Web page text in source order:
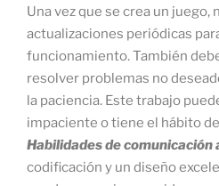
Una vez que se crea un
actualizaciones periódicas
funcionamiento. También
resolver problemas no
la paciencia. Este trabajo
impaciente o tiene el hábito
Habilidades de comunicación
codificación y un diseño